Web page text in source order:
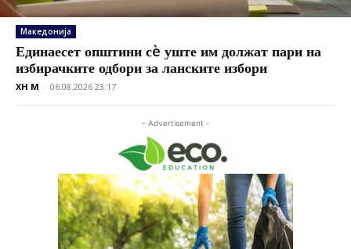
Македонија
Единаесет општини сè уште им должат пари на
избирачките одбори за ланските избори
XH M - 06.08.2026 23:17
- Advertisement -